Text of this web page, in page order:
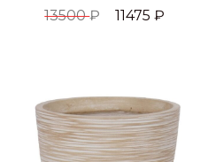
13500₽ 11475₽